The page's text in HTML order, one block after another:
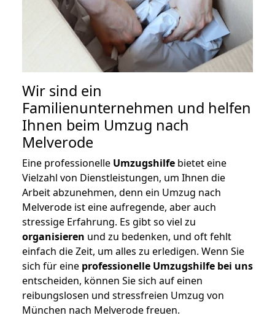
Wir sind ein
Familienunternehmen und helfen
Ihnen beim Umzug nach
Melverode
Eine professionelle Umzugshilfe bietet eine
Vielzahl von Dienstleistungen, um Ihnen die
Arbeit abzunehmen, denn ein Umzug nach
Melverode ist eine aufregende, aber auch
stressige Erfahrung. Es gibt so viel zu
organisieren und zu bedenken, und oft fehlt
einfach die Zeit, um alles zu erledigen. Wenn Sie
sich für eine professionelle Umzugshilfe bei uns
entscheiden, können Sie sich auf einen
reibungslosen und stressfreien Umzug von
München nach Melverode freuen.